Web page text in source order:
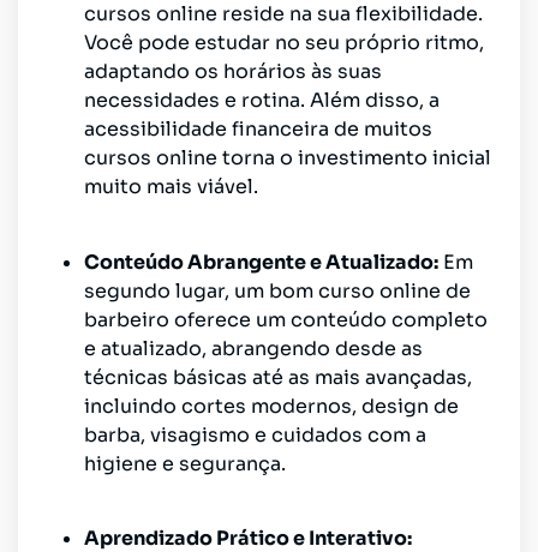
cursos online reside na sua flexibilidade.
Você pode estudar no seu próprio ritmo,
adaptando os horários às suas
necessidades e rotina. Além disso, a
acessibilidade financeira de muitos
cursos online torna o investimento inicial
muito mais viável.
Conteúdo Abrangente e Atualizado: Em
segundo lugar, um bom curso online de
barbeiro oferece um conteúdo completo
e atualizado, abrangendo desde as
técnicas básicas até as mais avançadas,
incluindo cortes modernos, design de
barba, visagismo e cuidados com a
higiene e segurança.
Aprendizado Prático e Interativo: